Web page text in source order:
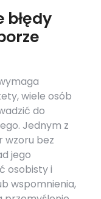
błędy
wiele osób
do
Jednym z
wzoru bez
jego
osobisty i
wspomnienia,